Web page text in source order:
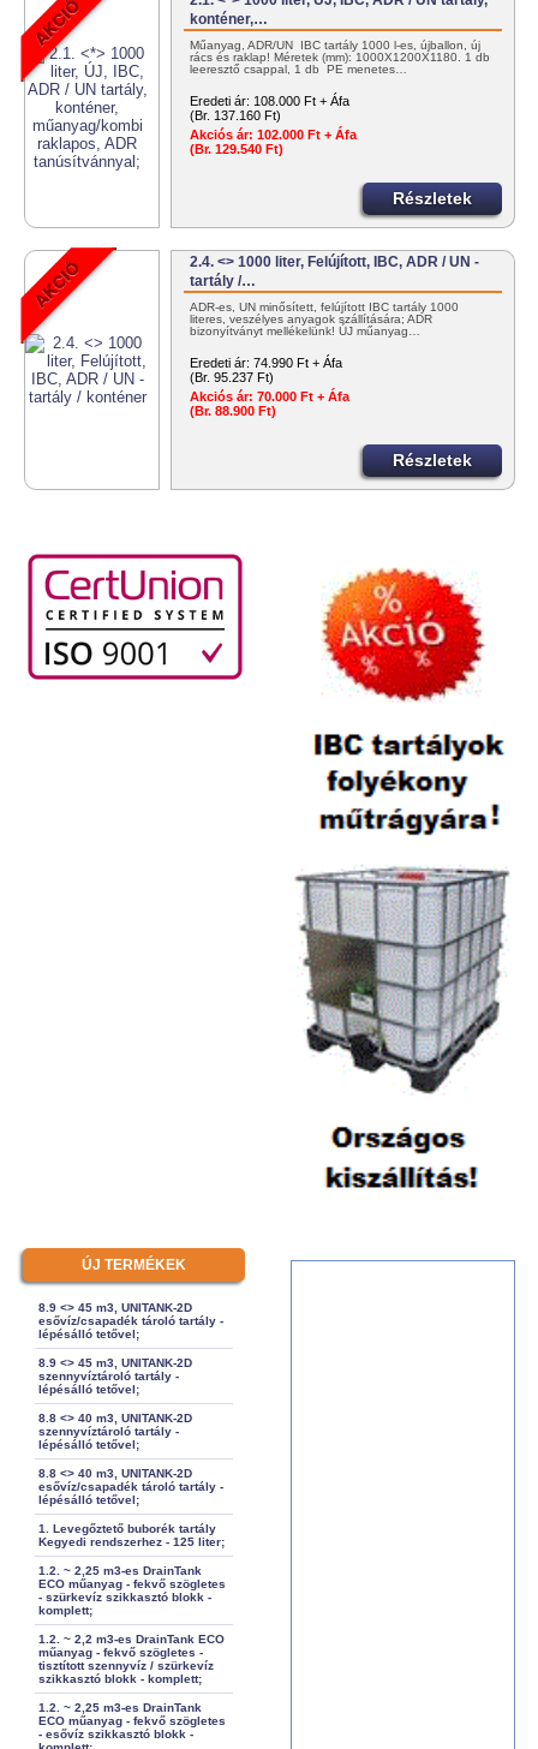
konténer,…
Műanyag, ADR/UN IBC tartály 1000 l-es, újballon, új
rács és raklap! Méretek (mm): 1000X1200X1180. 1 db
leeresztő csappal, 1 db PE menetes…
Eredeti ár: 108.000 Ft + Áfa
(Br. 137.160 Ft)
Akciós ár: 102.000 Ft + Áfa
(Br. 129.540 Ft)
Részletek
2.4. <> 1000 liter, Felújított, IBC, ADR / UN -
tartály /…
ADR-es, UN minősített, felújított IBC tartály 1000
literes, veszélyes anyagok szállítására; ADR
bizonyítványt mellékelünk! ÚJ műanyag…
Eredeti ár: 74.990 Ft + Áfa
(Br. 95.237 Ft)
Akciós ár: 70.000 Ft + Áfa
(Br. 88.900 Ft)
Részletek
ÚJ TERMÉKEK
8.9 <> 45 m3, UNITANK-2D
esővíz/csapadék tároló tartály -
lépésálló tetővel;
8.9 <> 45 m3, UNITANK-2D
szennyvíztároló tartály -
lépésálló tetővel;
8.8 <> 40 m3, UNITANK-2D
szennyvíztároló tartály -
lépésálló tetővel;
8.8 <> 40 m3, UNITANK-2D
esővíz/csapadék tároló tartály -
lépésálló tetővel;
1. Levegőztető buborék tartály
Kegyedi rendszerhez - 125 liter;
1.2. ~ 2,25 m3-es DrainTank
ECO műanyag - fekvő szögletes
- szürkevíz szikkasztó blokk -
komplett;
1.2. ~ 2,2 m3-es DrainTank ECO
műanyag - fekvő szögletes -
tisztított szennyvíz / szürkevíz
szikkasztó blokk - komplett;
1.2. ~ 2,25 m3-es DrainTank
ECO műanyag - fekvő szögletes
- esővíz szikkasztó blokk -